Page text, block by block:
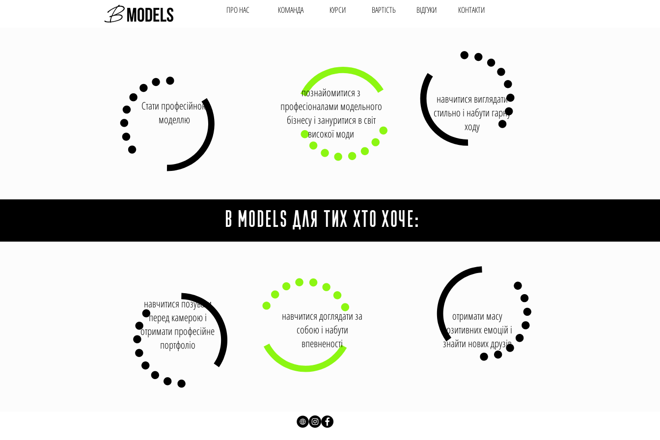
ПРО НАС КОМАНДА КУРСИ ВАРТIСТЬ ВІДГУКИ КОНТАКТИ
Стати професійною
моделлю
познайомитися з
професіоналами модельного
бізнесу і зануритися в світ
високої моди
навчитися виглядати
стильно і набути гарну
ходу
B MODELS ДЛЯ ТИХ ХТО ХОЧЕ:
навчитися позувати
перед камерою і
отримати професійне
портфоліо
навчитися доглядати за
собою і набути
впевненості
отримати масу
позитивних емоцій і
знайти нових друзів